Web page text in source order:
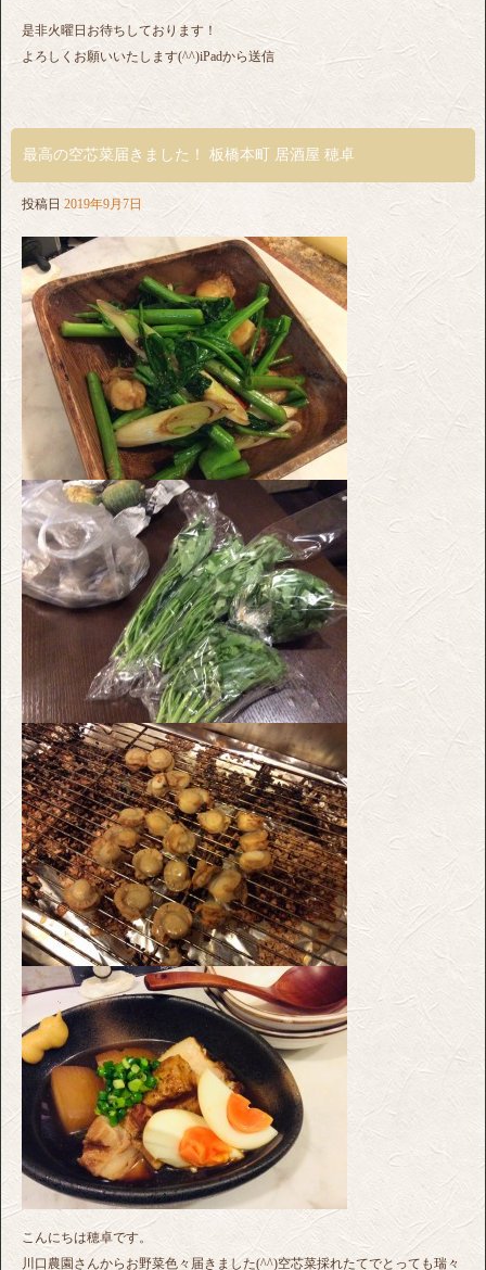
是非火曜日お待ちしております！
よろしくお願いいたします(^^)iPadから送信
最高の空芯菜届きました！ 板橋本町 居酒屋 穂卓
投稿日 2019年9月7日
こんにちは穂卓です。
川口農園さんからお野菜色々届きました(^^)空芯菜採れたてでとっても瑞々